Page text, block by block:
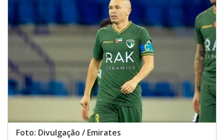
Foto: Divulgação / Emirates